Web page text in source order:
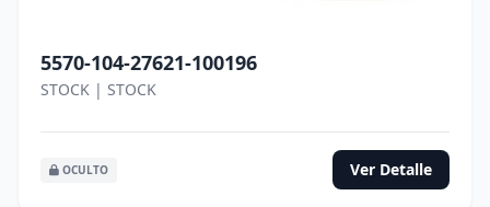
5570-104-27621-100196
STOCK | STOCK
OCULTO Ver Detalle